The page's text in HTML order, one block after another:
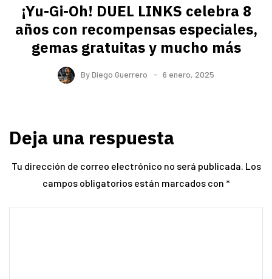
¡Yu-Gi-Oh! DUEL LINKS celebra 8
años con recompensas especiales,
gemas gratuitas y mucho más
ByDiego Guerrero 6 enero, 2025
Deja una respuesta
Tu dirección de correo electrónico no será publicada. Los
campos obligatorios están marcados con *